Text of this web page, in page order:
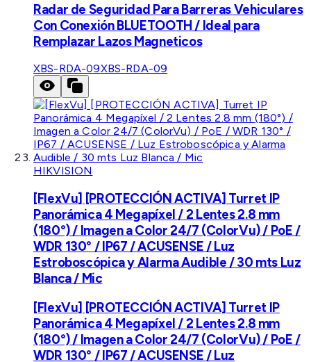
Radar de Seguridad Para Barreras Vehiculares
Con Conexión BLUETOOTH / Ideal para
Remplazar Lazos Magneticos
XBS-RDA-09XBS-RDA-09
HIKVISION
[FlexVu] [PROTECCIÓN ACTIVA] Turret IP
Panorámica 4 Megapíxel / 2 Lentes 2.8 mm
(180°) / Imagen a Color 24/7 (ColorVu) / PoE /
WDR 130° / IP67 / ACUSENSE / Luz
Estroboscópica y Alarma Audible / 30 mts Luz
Blanca / Mic
[FlexVu] [PROTECCIÓN ACTIVA] Turret IP
Panorámica 4 Megapíxel / 2 Lentes 2.8 mm
(180°) / Imagen a Color 24/7 (ColorVu) / PoE /
WDR 130° / IP67 / ACUSENSE / Luz